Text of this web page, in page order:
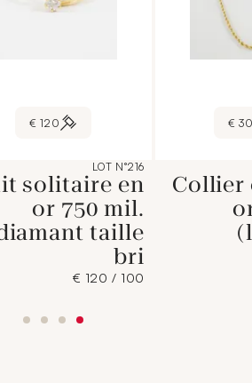
Collier
120 €
LOT N°216
solitaire en
or 750 mil.
taille
bri
100 / 120 €